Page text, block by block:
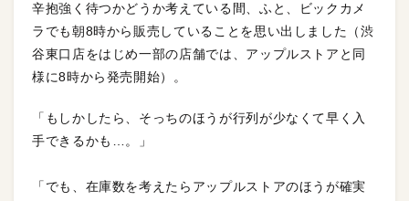
辛抱強く待つかどうか考えている間、ふと、ビックカメ
ラでも朝8時から販売していることを思い出しました（渋
谷東口店をはじめ一部の店舗では、アップルストアと同
様に8時から発売開始）。
「もしかしたら、そっちのほうが行列が少なくて早く入
手できるかも…。」
「でも、在庫数を考えたらアップルストアのほうが確実